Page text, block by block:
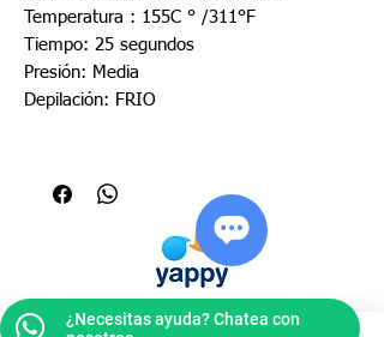
Temperatura : 155C ° /311°F
Tiempo: 25 segundos
Presión: Media
Depilación: FRIO
¿Necesitas ayuda? Chatea con